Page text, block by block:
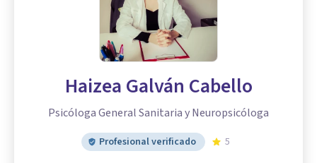
Haizea Galván Cabello
Psicóloga General Sanitaria y Neuropsicóloga
Profesional verificado 5